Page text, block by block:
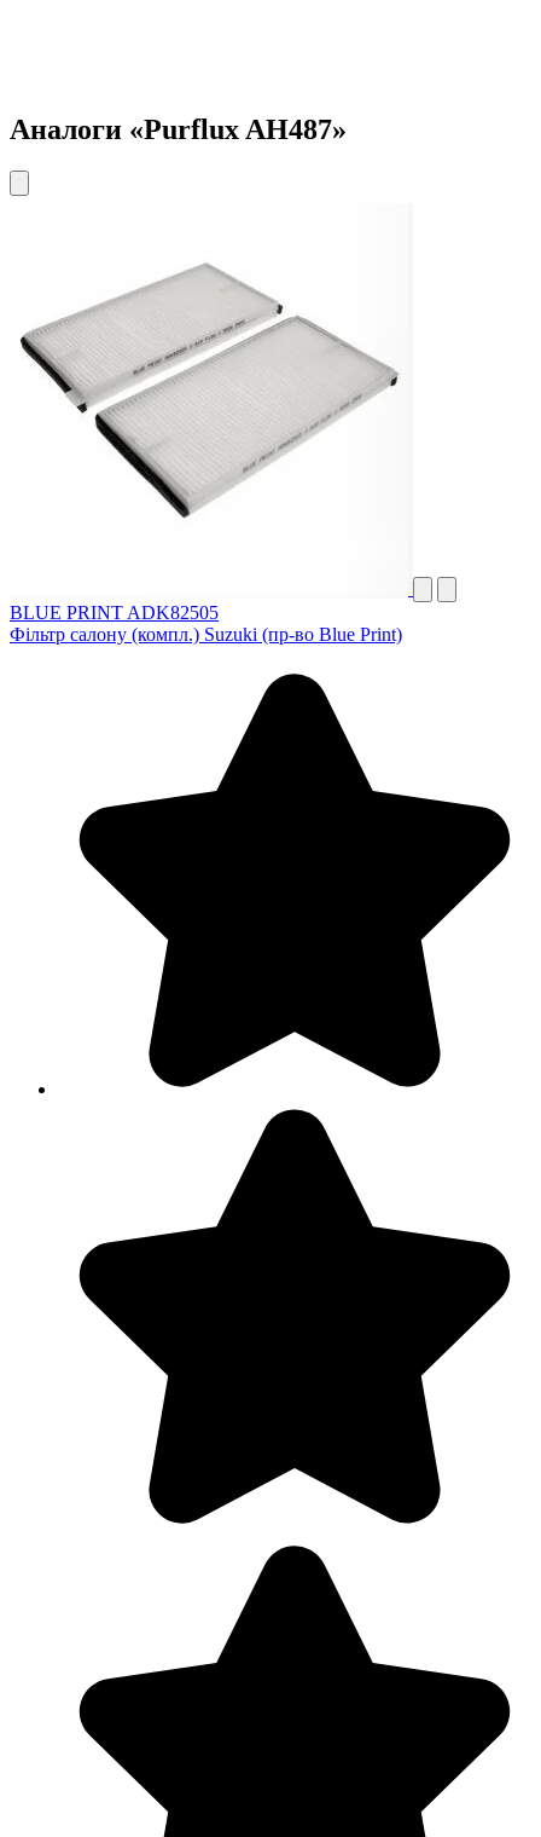
Аналоги «Purflux AH487»
BLUE PRINT ADK82505
Фільтр салону (компл.) Suzuki (пр-во Blue Print)